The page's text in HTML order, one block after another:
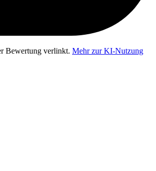
Bewertung verlinkt. Mehr zur KI-Nutzung